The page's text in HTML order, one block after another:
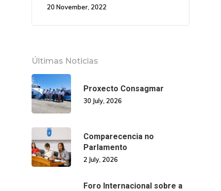
20 November, 2022
Últimas Noticias
Proxecto Consagmar
30 July, 2026
Comparecencia no
Parlamento
2 July, 2026
Foro Internacional sobre a